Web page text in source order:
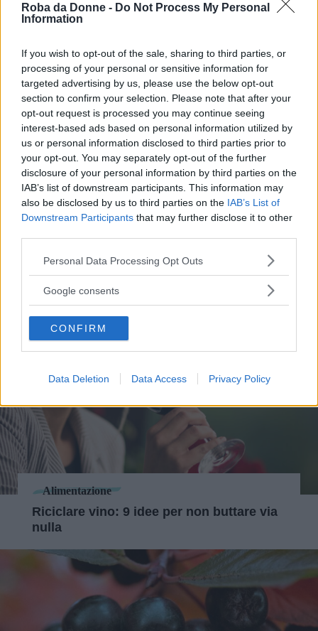
Roba da Donne - Do Not Process My Personal
Information
If you wish to opt-out of the sale, sharing to third parties, or
processing of your personal or sensitive information for
targeted advertising by us, please use the below opt-out
section to confirm your selection. Please note that after your
opt-out request is processed you may continue seeing
interest-based ads based on personal information utilized by
us or personal information disclosed to third parties prior to
your opt-out. You may separately opt-out of the further
disclosure of your personal information by third parties on the
IAB’s list of downstream participants. This information may
also be disclosed by us to third parties on the IAB’s List of
Downstream Participants that may further disclose it to other
Please note that this website/app uses one or more Google
not limited to your visit or usage behaviour. You may click to
use your data for below specified purposes in below Google
consent section.
Personal Data Processing Opt Outs
Google consents
CONFIRM
Data Deletion Data Access Privacy Policy
Alimentazione
Cos'è il fuah e com'è fatto il foie gras
vegano che sta facendo impazzire il
mondo
Alimentazione
Cos'è la carne plant based e com'è fatta
Alimentazione
Riciclare vino: 9 idee per non buttare via
nulla